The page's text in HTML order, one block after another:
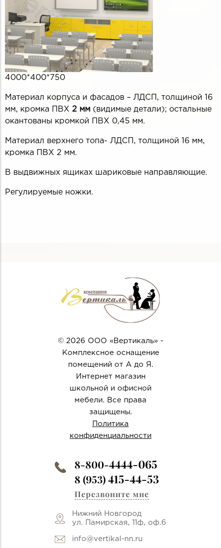
4000*400*750
Материал корпуса и фасадов – ЛДСП, толщиной 16
мм, кромка ПВХ 2 мм (видимые детали); остальные
окантованы кромкой ПВХ 0,45 мм.
Материал верхнего топа- ЛДСП, толщиной 16 мм,
кромка ПВХ 2 мм.
В выдвижных ящиках шариковые направляющие.
Регулируемые ножки.
© 2026 ООО «Вертикаль» -
Комплексное оснащение
помещений от А до Я.
Интернет магазин
школьной и офисной
мебели. Все права
защищены.
Политика
конфиденциальности
8-800-4444-065
8 (953)415-44-53
Перезвоните мне
Нижний Новгород
ул. Памирская, 11ф, оф.6
info@vertikal-nn.ru